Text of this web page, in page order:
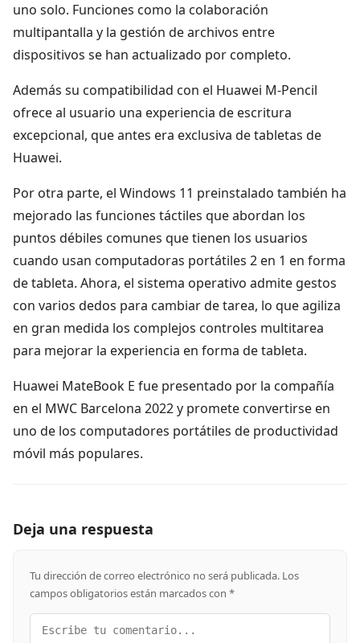
uno solo. Funciones como la colaboración
multipantalla y la gestión de archivos entre
dispositivos se han actualizado por completo.
Además su compatibilidad con el Huawei M-Pencil
ofrece al usuario una experiencia de escritura
excepcional, que antes era exclusiva de tabletas de
Huawei.
Por otra parte, el Windows 11 preinstalado también ha
mejorado las funciones táctiles que abordan los
puntos débiles comunes que tienen los usuarios
cuando usan computadoras portátiles 2 en 1 en forma
de tableta. Ahora, el sistema operativo admite gestos
con varios dedos para cambiar de tarea, lo que agiliza
en gran medida los complejos controles multitarea
para mejorar la experiencia en forma de tableta.
Huawei MateBook E fue presentado por la compañía
en el MWC Barcelona 2022 y promete convertirse en
uno de los computadores portátiles de productividad
móvil más populares.
Deja una respuesta
Tu dirección de correo electrónico no será publicada. Los
campos obligatorios están marcados con *